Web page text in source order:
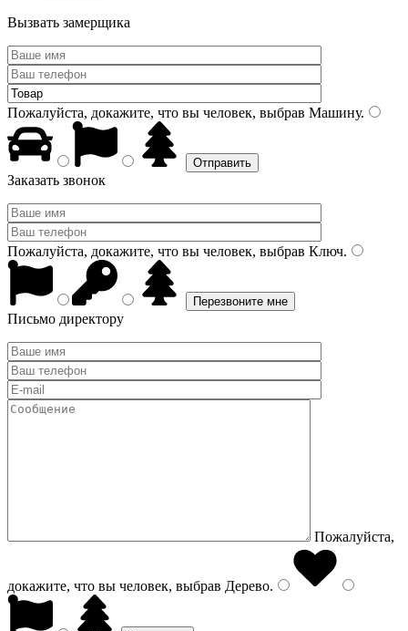
Вызвать замерщика
Пожалуйста, докажите, что вы человек, выбрав Машину.
Заказать звонок
Пожалуйста, докажите, что вы человек, выбрав Ключ.
Письмо директору
Пожалуйста,
докажите, что вы человек, выбрав Дерево.